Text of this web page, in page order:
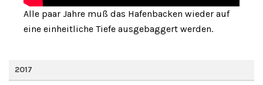
Alle paar Jahre muß das Hafenbacken wieder auf
eine einheitliche Tiefe ausgebaggert werden.
2017